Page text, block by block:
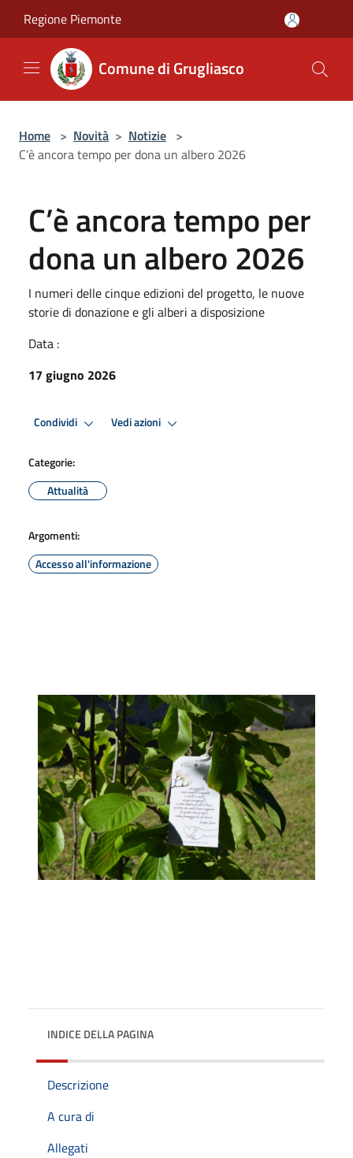
Regione Piemonte
Comune di Grugliasco
Home > Novità > Notizie >
C’è ancora tempo per dona un albero 2026
C’è ancora tempo per
dona un albero 2026
I numeri delle cinque edizioni del progetto, le nuove
storie di donazione e gli alberi a disposizione
Data :
17 giugno 2026
Condividi Vedi azioni
Categorie:
Attualità
Argomenti:
Accesso all'informazione
INDICE DELLA PAGINA
Descrizione
A cura di
Allegati